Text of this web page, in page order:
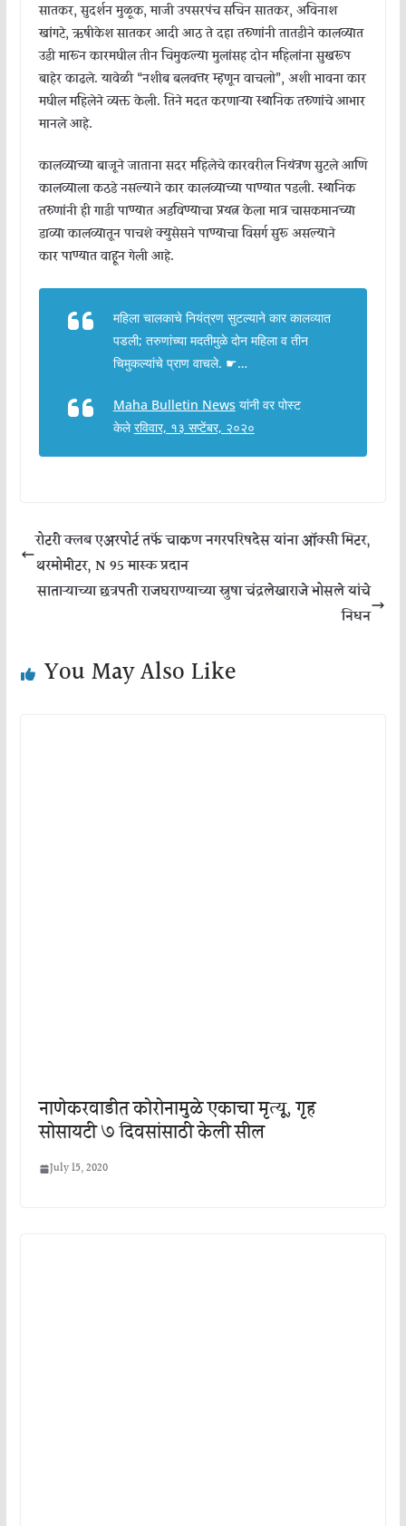
सातकर, सुदर्शन मुळूक, माजी उपसरपंच सचिन सातकर, अविनाश
खांगटे, ॠषीकेश सातकर आदी आठ ते दहा तरुणांनी तातडीने कालव्यात
उडी मारून कारमधील तीन चिमुकल्या मुलांसह दोन महिलांना सुखरूप
बाहेर काढले. यावेळी “नशीब बलवत्तर म्हणून वाचलो”, अशी भावना कार
मधील महिलेने व्यक्त केली. तिने मदत करणाऱ्या स्थानिक तरुणांचे आभार
मानले आहे.
कालव्याच्या बाजूने जाताना सदर महिलेचे कारवरील नियंत्रण सुटले आणि
कालव्याला कठडे नसल्याने कार कालव्याच्या पाण्यात पडली. स्थानिक
तरुणांनी ही गाडी पाण्यात अडविण्याचा प्रयत्न केला मात्र चासकमानच्या
डाव्या कालव्यातून पाचशे क्युसेसने पाण्याचा विसर्ग सुरू असल्याने
कार पाण्यात वाहून गेली आहे.
महिला चालकाचे नियंत्रण सुटल्याने कार कालव्यात
पडली; तरुणांच्या मदतीमुळे दोन महिला व तीन
चिमुकल्यांचे प्राण वाचले. ☛…
Maha Bulletin News यांनी वर पोस्ट
केलेरविवार, १३ सप्टेंबर, २०२०
रोटरी क्लब एअरपोर्ट तर्फे चाकण नगरपरिषदेस यांना ऑक्सी मिटर,
थरमोमीटर, N 95 मास्क प्रदान
साताऱ्याच्या छत्रपती राजघराण्याच्या स्नुषा चंद्रलेखाराजे भोसले यांचे
निधन
You May Also Like
नाणेकरवाडीत कोरोनामुळे एकाचा मृत्यू, गृह
सोसायटी ७ दिवसांसाठी केली सील
July 15, 2020